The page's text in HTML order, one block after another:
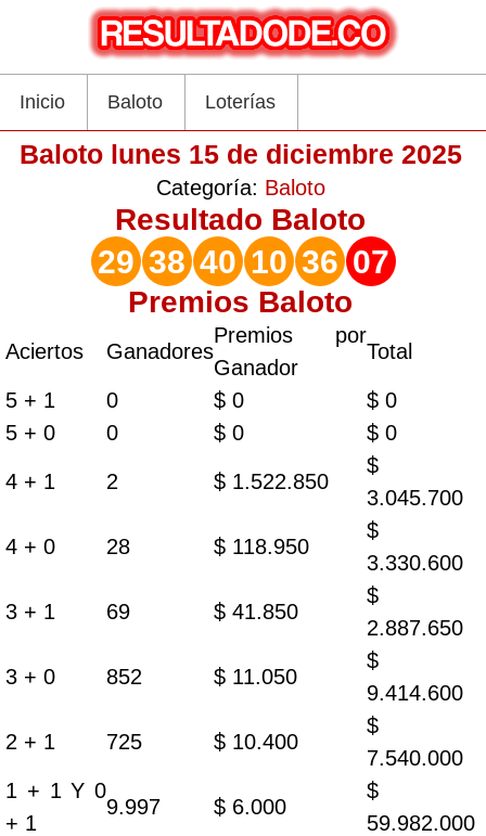
Inicio Baloto Loterías
Baloto lunes 15 de diciembre 2025
Categoría: Baloto
Resultado Baloto
29 38 40 10 36 07
Premios Baloto
Aciertos Ganadores
Premios por
Ganador
Total
5 + 1 0 $ 0
$ 0
5 + 0
0 $ 0 $ 0
4 + 1 2 $ 1.522.850
$
3.045.700
4 + 0 28 $ 118.950
$
3.330.600
3 + 1 69 $ 41.850
$
2.887.650
3 + 0 852 $ 11.050
$
9.414.600
2 + 1 725 $ 10.400
$
7.540.000
1 + 1 Y 0
+ 1
9.997 $ 6.000
$
59.982.000